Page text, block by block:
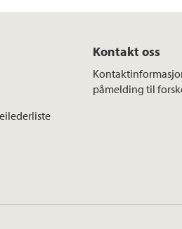
Kontakt oss
påmelding til